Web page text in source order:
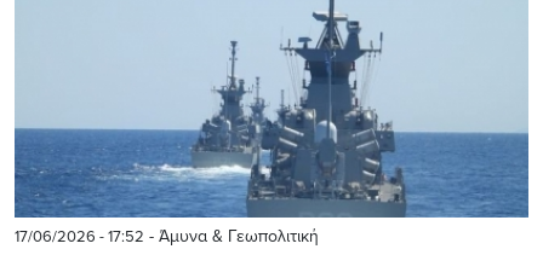
17/06/2026 - 17:52 - Άμυνα & Γεωπολιτική